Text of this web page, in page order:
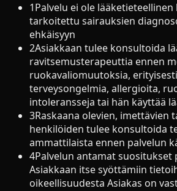
1Palvelu ei ole
tarkoitettu sairauksien
ehkäisyyn
2Asiakkaan tulee konsultoida
ravitsemusterapeuttia ennen
ruokavaliomuutoksia,
terveysongelmia, allergioita,
intoleransseja tai hän käyttää
3Raskaana olevien, imettävien
henkilöiden tulee konsultoida
ammattilaista ennen palvelun
4Palvelun antamat suositukset
Asiakkaan itse syöttämiin
oikeellisuudesta Asiakas on